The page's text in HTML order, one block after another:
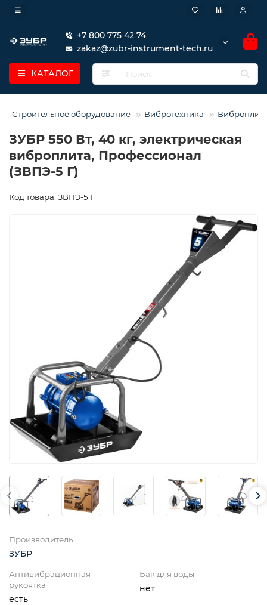
+7 800 775 42 74
zakaz@zubr-instrument-tech.ru
КАТАЛОГ
Строительное оборудование Вибротехника
ЗУБР 550 Вт, 40 кг, электрическая
виброплита, Профессионал
(ЗВПЭ-5 Г)
Код товара: ЗВПЭ-5 Г
Производитель
ЗУБР
Антивибрационная
рукоятка
есть
Бак для воды
нет